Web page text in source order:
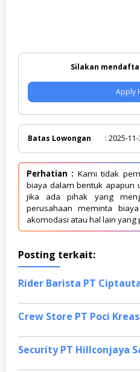
Silakan
Apply
Batas Lowongan : 2025-
Perhatian : Kami tidak
biaya dalam bentuk apapun
jika ada pihak yang
perusahaan meminta
akomodasi atau hal lain yang
Posting terkait: